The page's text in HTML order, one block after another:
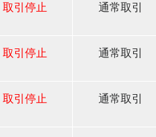
取引停止 通常取引
取引停止 通常取引
取引停止 通常取引